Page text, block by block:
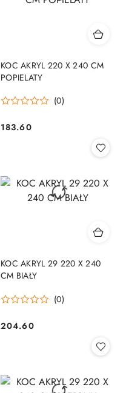
KOC AKRYL 220 X 240 CM
POPIELATY
(0)
Cena:
183.60
KOC AKRYL 29 220 X 240
CM BIAŁY
(0)
Cena:
204.60